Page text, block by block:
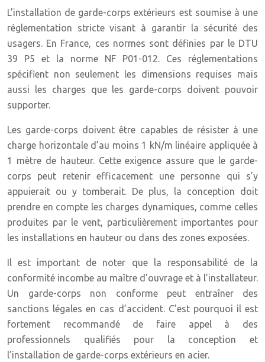
L’installation de garde-corps extérieurs est soumise à une
réglementation stricte visant à garantir la sécurité des
usagers. En France, ces normes sont définies par le DTU
39 P5 et la norme NF P01-012. Ces réglementations
spécifient non seulement les dimensions requises mais
aussi les charges que les garde-corps doivent pouvoir
supporter.
Les garde-corps doivent être capables de résister à une
charge horizontale d’au moins 1 kN/m linéaire appliquée à
1 mètre de hauteur. Cette exigence assure que le garde-
corps peut retenir efficacement une personne qui s’y
appuierait ou y tomberait. De plus, la conception doit
prendre en compte les charges dynamiques, comme celles
produites par le vent, particulièrement importantes pour
les installations en hauteur ou dans des zones exposées.
Il est important de noter que la responsabilité de la
conformité incombe au maître d’ouvrage et à l’installateur.
Un garde-corps non conforme peut entraîner des
sanctions légales en cas d’accident. C’est pourquoi il est
fortement recommandé de faire appel à des
professionnels qualifiés pour la conception et
l’installation de garde-corps extérieurs en acier.